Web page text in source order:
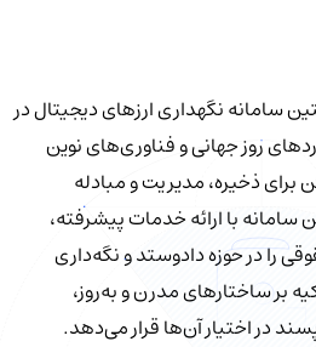
سامانه نگهداری ارزهای دیجیتال در
روز جهانی و فناوری‌های نوین
ذخیره، مدیریت و مبادله
سامانه با ارائه خدمات پیشرفته،
را در حوزه دادوستد و نگه‌داری
بر ساختارهای مدرن و به‌روز،
در اختیار آن‌ها قرار می‌دهد.